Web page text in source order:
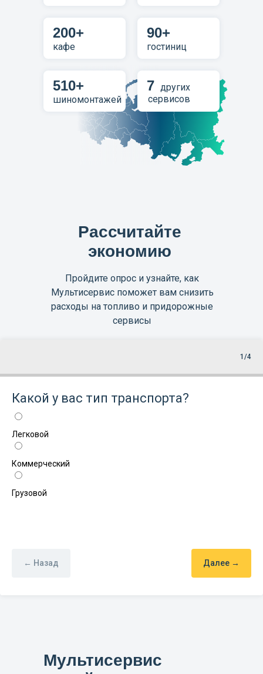
7
90+
гостиниц
510+
шиномонтажей
других
сервисов
200+
кафе
Рассчитайте
экономию
Пройдите опрос и узнайте, как
Мультисервис поможет вам снизить
расходы на топливо и придорожные
сервисы
1/4
Какой у вас тип транспорта?
Легковой
Коммерческий
Грузовой
← Назад Далее →
Мультисервис